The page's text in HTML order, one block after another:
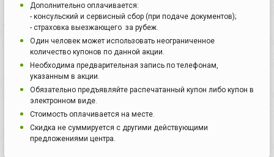
Дополнительно оплачивается:
- консульский и сервисный сбор (при подаче документов);
- страховка выезжающего за рубеж.
Один человек может использовать неограниченное
количество купонов по данной акции.
Необходима предварительная запись по телефонам,
указанным в акции.
Обязательно предъявляйте распечатанный купон либо купон в
электронном виде.
Стоимость оплачивается на месте.
Скидка не суммируется с другими действующими
предложениями центра.